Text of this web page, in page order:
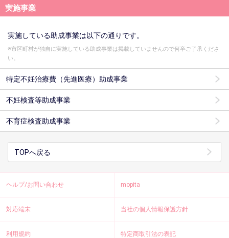
実施事業
実施している助成事業は以下の通りです。
※市区町村が独自に実施している助成事業は掲載していませんので何卒ご了承くださ
い。
特定不妊治療費（先進医療）助成事業
不妊検査等助成事業
不育症検査助成事業
TOPへ戻る
ヘルプ/お問い合わせ mopita
対応端末 当社の個人情報保護方針
利用規約 特定商取引法の表記